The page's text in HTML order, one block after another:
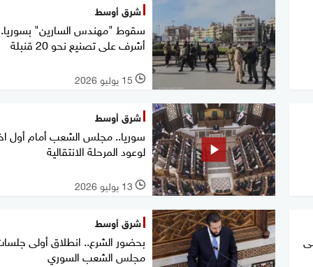
شرق أوسط
سقوط "مهندس السارين"
أشرف على تصنيع نحو 20 قنبلة
l 15 يوليو 2026
شرق أوسط
سوريا.. مجلس الشعب أمام أول
لوعود المرحلة الانتقالية
l 13 يوليو 2026
شرق أوسط
بحضور الشرع.. انطلاق أولى
مجلس الشعب السوري